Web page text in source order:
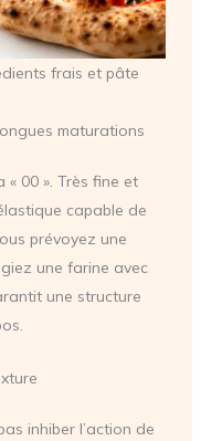
frais et pâte
maturations
00 ». Très fine et
capable de
prévoyez une
une farine avec
une structure
inhiber l’action de